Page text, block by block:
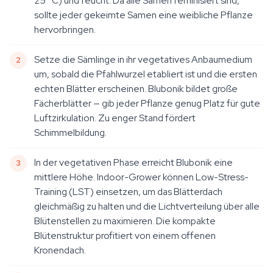
sollte jeder gekeimte Samen eine weibliche Pflanze
hervorbringen.
Setze die Sämlinge in ihr vegetatives Anbaumedium
um, sobald die Pfahlwurzel etabliert ist und die ersten
echten Blätter erscheinen. Blubonik bildet große
Fächerblätter — gib jeder Pflanze genug Platz für gute
Luftzirkulation. Zu enger Stand fördert
Schimmelbildung.
In der vegetativen Phase erreicht Blubonik eine
mittlere Höhe. Indoor-Grower können Low-Stress-
Training (LST) einsetzen, um das Blätterdach
gleichmäßig zu halten und die Lichtverteilung über alle
Blütenstellen zu maximieren. Die kompakte
Blütenstruktur profitiert von einem offenen
Kronendach.